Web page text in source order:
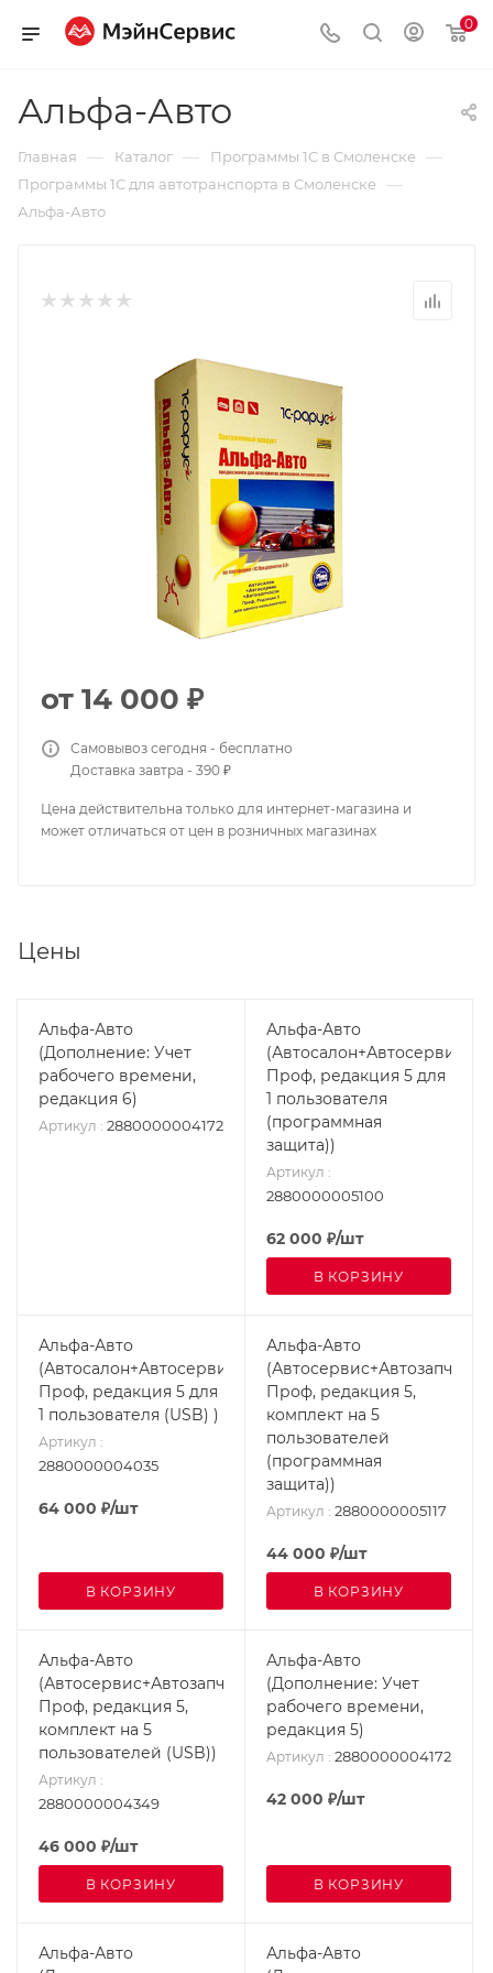
0
Альфа-Авто
Главная — Каталог — Программы 1С в Смоленске —
Программы 1С для автотранспорта в Смоленске —
Альфа-Авто
от 14 000 ₽
Самовывоз сегодня - бесплатно
Доставка завтра - 390 ₽
Цена действительна только для интернет-магазина и
может отличаться от цен в розничных магазинах
Цены
Альфа-Авто
(Дополнение: Учет
рабочего времени,
редакция 6)
Артикул : 2880000004172
Альфа-Авто
Проф, редакция 5 для
1 пользователя
(программная
защита))
Артикул :
2880000005100
62 000 ₽/шт
В КОРЗИНУ
Альфа-Авто
(Автосалон+Автосервис+Автозапчасти
Проф, редакция 5 для
1 пользователя (USB) )
Артикул :
2880000004035
64 000 ₽/шт
В КОРЗИНУ
Альфа-Авто
(Автосервис+Автозапчасти
Проф, редакция 5,
комплект на 5
пользователей
(программная
защита))
Артикул : 2880000005117
44 000 ₽/шт
В КОРЗИНУ
Альфа-Авто
(Автосервис+Автозапчасти
Проф, редакция 5,
комплект на 5
пользователей (USB))
Артикул :
2880000004349
46 000 ₽/шт
В КОРЗИНУ
Альфа-Авто
(Дополнение: Учет
рабочего времени,
редакция 5)
Артикул : 2880000004172
42 000 ₽/шт
В КОРЗИНУ
Альфа-Авто
Альфа-Авто